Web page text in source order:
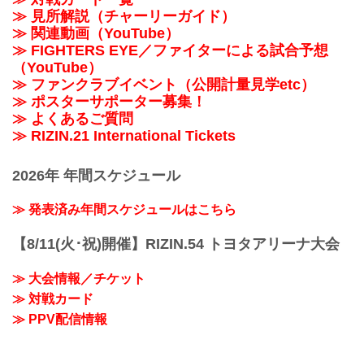
≫ 見所解説（チャーリーガイド）
≫ 関連動画（YouTube）
≫ FIGHTERS EYE／ファイターによる試合予想
（YouTube）
≫ ファンクラブイベント（公開計量見学etc）
≫ ポスターサポーター募集！
≫ よくあるご質問
≫ RIZIN.21 International Tickets
2026年 年間スケジュール
≫ 発表済み年間スケジュールはこちら
【8/11(火･祝)開催】RIZIN.54 トヨタアリーナ大会
≫ 大会情報／チケット
≫ 対戦カード
≫ PPV配信情報